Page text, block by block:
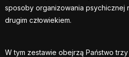
sposoby organizowania psychicznej
drugim człowiekiem.
W tym zestawie obejrzą Państwo trzy